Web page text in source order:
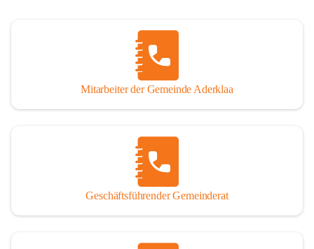
Mitarbeiter der Gemeinde Aderklaa
Geschäftsführender Gemeinderat